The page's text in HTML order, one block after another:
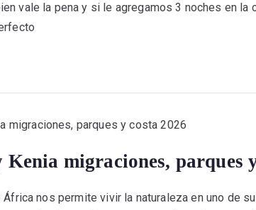
vale la pena y si le agregamos 3 noches en la
Kenia migraciones, parques
África nos permite vivir la naturaleza en uno de